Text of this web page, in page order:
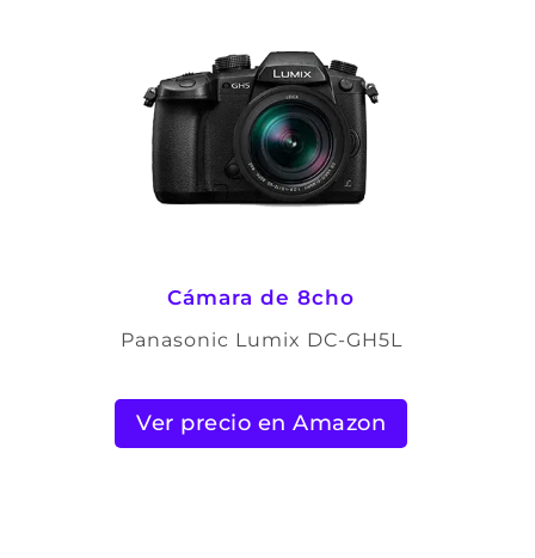
Cámara de 8cho
Panasonic Lumix DC-GH5L
Ver precio en Amazon